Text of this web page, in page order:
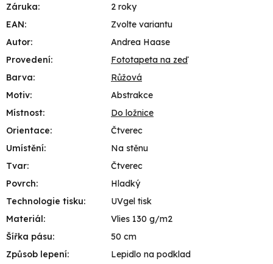
Záruka:
2 roky
EAN:
Zvolte variantu
Autor:
Andrea Haase
Provedení:
Fototapeta na zeď
Barva:
Růžová
Motiv:
Abstrakce
Místnost:
Do ložnice
Orientace:
Čtverec
Umístění:
Na stěnu
Tvar:
Čtverec
Povrch:
Hladký
Technologie tisku:
UVgel tisk
Materiál:
Vlies 130 g/m2
Šířka pásu:
50 cm
Způsob lepení:
Lepidlo na podklad